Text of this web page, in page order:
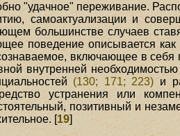
"удачное" переживание.
самоактуализации и
большинстве случаев
поведение описывается
включающее в себя
внутренней необходимостью
(130; 171; 223)и
устранения или
позитивный и
[19]